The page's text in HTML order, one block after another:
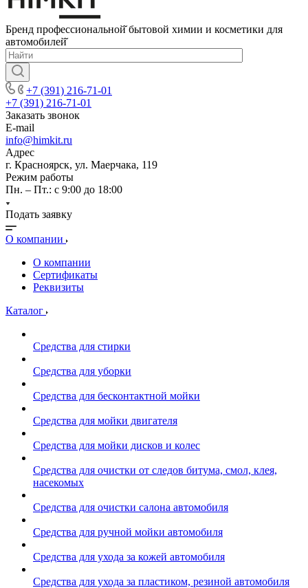
Бренд профессиональной̆ бытовой химии и косметики для
автомобилей̆
+7 (391) 216-71-01
+7 (391) 216-71-01
Заказать звонок
E-mail
info@himkit.ru
Адрес
г. Красноярск, ул. Маерчака, 119
Режим работы
Пн. – Пт.: с 9:00 до 18:00
Подать заявку
О компании
О компании
Сертификаты
Реквизиты
Каталог
Средства для стирки
Средства для уборки
Средства для бесконтактной мойки
Средства для мойки двигателя
Средства для мойки дисков и колес
Средства для очистки от следов битума, смол, клея,
насекомых
Средства для очистки салона автомобиля
Средства для ручной мойки автомобиля
Средства для ухода за кожей автомобиля
Средства для ухода за пластиком, резиной автомобиля